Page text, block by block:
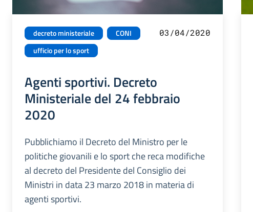
decreto ministeriale
CONI
ufficio per lo sport
03/04/2020
Agenti sportivi. Decreto
Ministeriale del 24 febbraio
2020
Pubblichiamo il Decreto del Ministro per le
politiche giovanili e lo sport che reca modifiche
al decreto del Presidente del Consiglio dei
Ministri in data 23 marzo 2018 in materia di
agenti sportivi.